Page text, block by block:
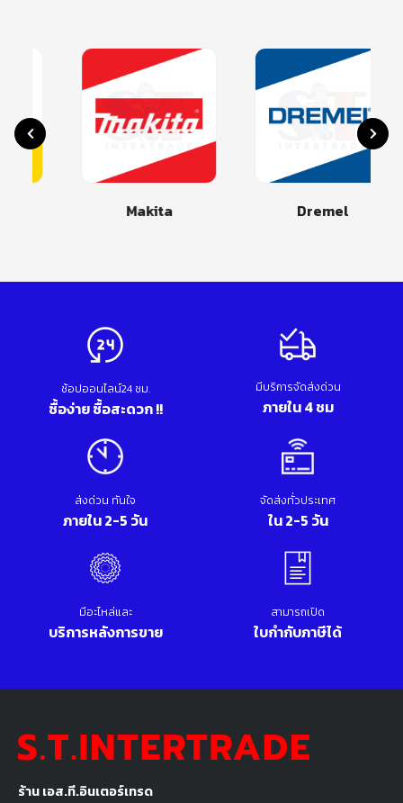
Makita Dremel
ร้าน เอส.ที.อินเตอร์เทรด
ช้อปออนไลน์24 ชม.
ซื้อง่าย ซื้อสะดวก !!
มีบริการจัดส่งด่วน
ภายใน 4 ชม
ส่งด่วน ทันใจ
ภายใน 2-5 วัน
จัดส่งทั่วประเทศ
ใน 2-5 วัน
มีอะไหล่และ
บริการหลังการขาย
สามารถเปิด
ใบกำกับภาษีได้